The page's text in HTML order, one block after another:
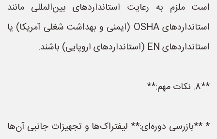
است ملزم به رعایت استانداردهای بین‌المللی مانند
استانداردهای OSHA (ایمنی و بهداشت شغلی آمریکا) یا
استانداردهای EN (استانداردهای اروپایی) باشند.
**8. نکات مهم:**
* **بازرسی دوره‌ای:** لیفتراک‌ها و تجهیزات جانبی آن‌ها